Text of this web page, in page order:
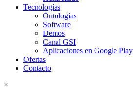
Tecnologías
Ontologías
Software
Demos
Canal GSI
Aplicaciones en Google Play
Ofertas
Contacto
×